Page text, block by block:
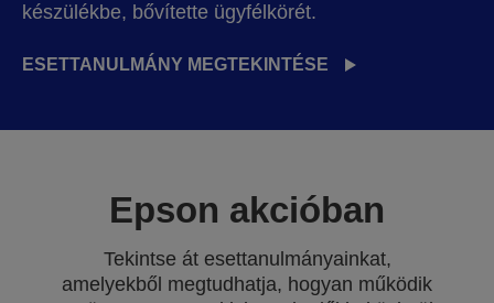
készülékbe, bővítette ügyfélkörét.
ESETTANULMÁNY MEGTEKINTÉSE
Epson akcióban
Tekintse át esettanulmányainkat,
amelyekből megtudhatja, hogyan működik